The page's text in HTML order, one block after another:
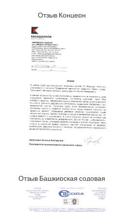
Отзыв Концерн
Отзыв Башкирская содовая
компания